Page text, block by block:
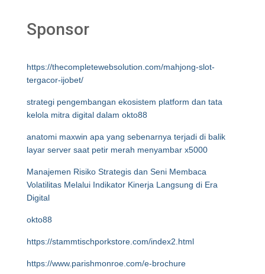
Sponsor
https://thecompletewebsolution.com/mahjong-slot-
tergacor-ijobet/
strategi pengembangan ekosistem platform dan tata
kelola mitra digital dalam okto88
anatomi maxwin apa yang sebenarnya terjadi di balik
layar server saat petir merah menyambar x5000
Manajemen Risiko Strategis dan Seni Membaca
Volatilitas Melalui Indikator Kinerja Langsung di Era
Digital
okto88
https://stammtischporkstore.com/index2.html
https://www.parishmonroe.com/e-brochure